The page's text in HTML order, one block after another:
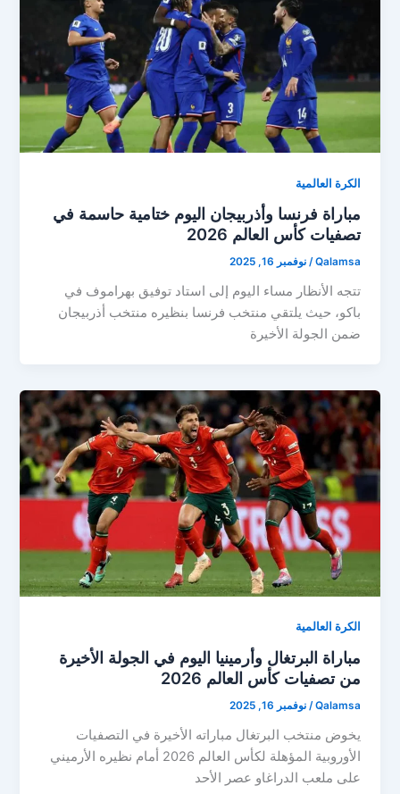
الكرة العالمية
مباراة فرنسا وأذربيجان اليوم ختامية حاسمة في
تصفيات كأس العالم 2026
Qalamsa
/نوفمبر 16, 2025
تتجه الأنظار مساء اليوم إلى استاد توفيق بهراموف في
باكو، حيث يلتقي منتخب فرنسا بنظيره منتخب أذربيجان
ضمن الجولة الأخيرة
الكرة العالمية
مباراة البرتغال وأرمينيا اليوم في الجولة الأخيرة
من تصفيات كأس العالم 2026
Qalamsa
/نوفمبر 16, 2025
يخوض منتخب البرتغال مباراته الأخيرة في التصفيات
الأوروبية المؤهلة لكأس العالم 2026 أمام نظيره الأرميني
على ملعب الدراغاو عصر الأحد